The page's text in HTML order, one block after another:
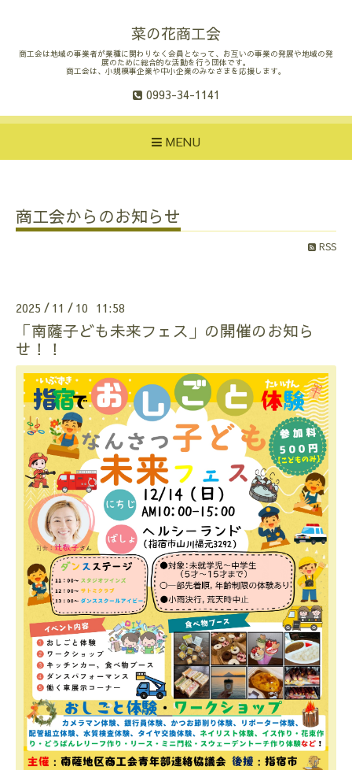
菜の花商工会
商工会は地域の事業者が業種に関わりなく会員となって、お互いの事業の発展や地域の発
展のために総合的な活動を行う団体です。
商工会は、小規模事企業や中小企業のみなさまを応援します。
0993-34-1141
MENU
商工会からのお知らせ
RSS
2025 / 11 / 10 11:58
「南薩子ども未来フェス」の開催のお知ら
せ！！